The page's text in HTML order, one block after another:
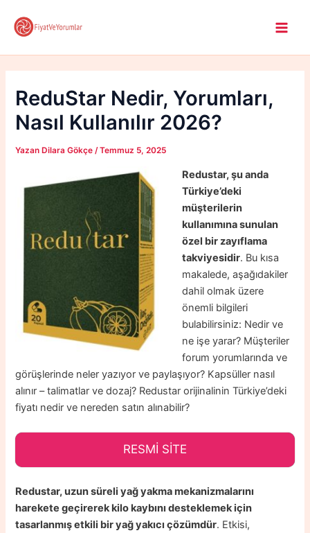
atla
ReduStar Nedir, Yorumları,
Nasıl Kullanılır 2026?
Yazan Dilara Gökçe /Temmuz 5, 2025
Redustar, şu anda
Türkiye’deki
müşterilerin
kullanımına sunulan
özel bir zayıflama
takviyesidir. Bu kısa
makalede, aşağıdakiler
dahil olmak üzere
önemli bilgileri
bulabilirsiniz: Nedir ve
ne işe yarar? Müşteriler
forum yorumlarında ve
görüşlerinde neler yazıyor ve paylaşıyor? Kapsüller nasıl
alınır – talimatlar ve dozaj? Redustar orijinalinin Türkiye’deki
fiyatı nedir ve nereden satın alınabilir?
RESMİ SİTE
Redustar, uzun süreli yağ yakma mekanizmalarını
harekete geçirerek kilo kaybını desteklemek için
tasarlanmış etkili bir yağ yakıcı çözümdür. Etkisi,